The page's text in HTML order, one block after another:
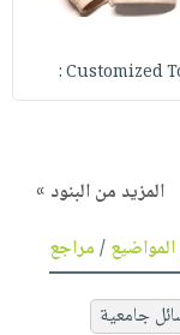
Customized
المزيد من البنود »
/مراجع
جامعية